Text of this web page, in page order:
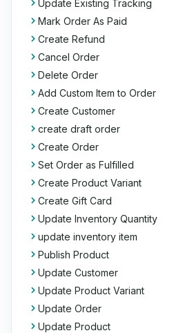
Update Existing Tracking
Mark Order As Paid
Create Refund
Cancel Order
Delete Order
Add Custom Item to Order
Create Customer
create draft order
Create Order
Set Order as Fulfilled
Create Product Variant
Create Gift Card
Update Inventory Quantity
update inventory item
Publish Product
Update Customer
Update Product Variant
Update Order
Update Product